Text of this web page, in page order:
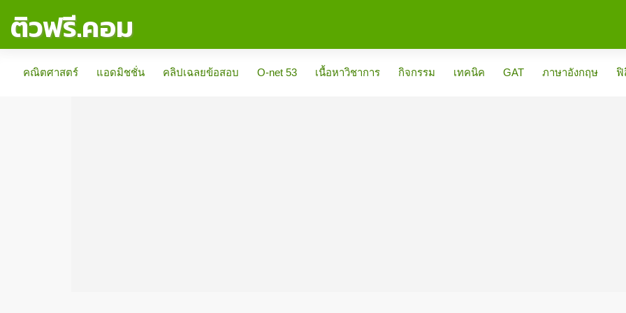
ติวฟรี.คอม
คณิตศาสตร์
แอดมิชชั่น คลิปเฉลยข้อสอบ O-net 53 เนื้อหาวิชาการ กิจกรรม เทคนิค GAT ภาษาอังกฤษ ฟิ